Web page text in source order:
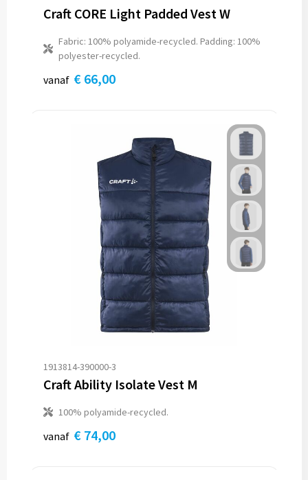
Craft CORE Light Padded Vest W
Fabric: 100% polyamide-recycled. Padding: 100%
polyester-recycled.
vanaf € 66,00
1913814-390000-3
Craft Ability Isolate Vest M
100% polyamide-recycled.
vanaf € 74,00